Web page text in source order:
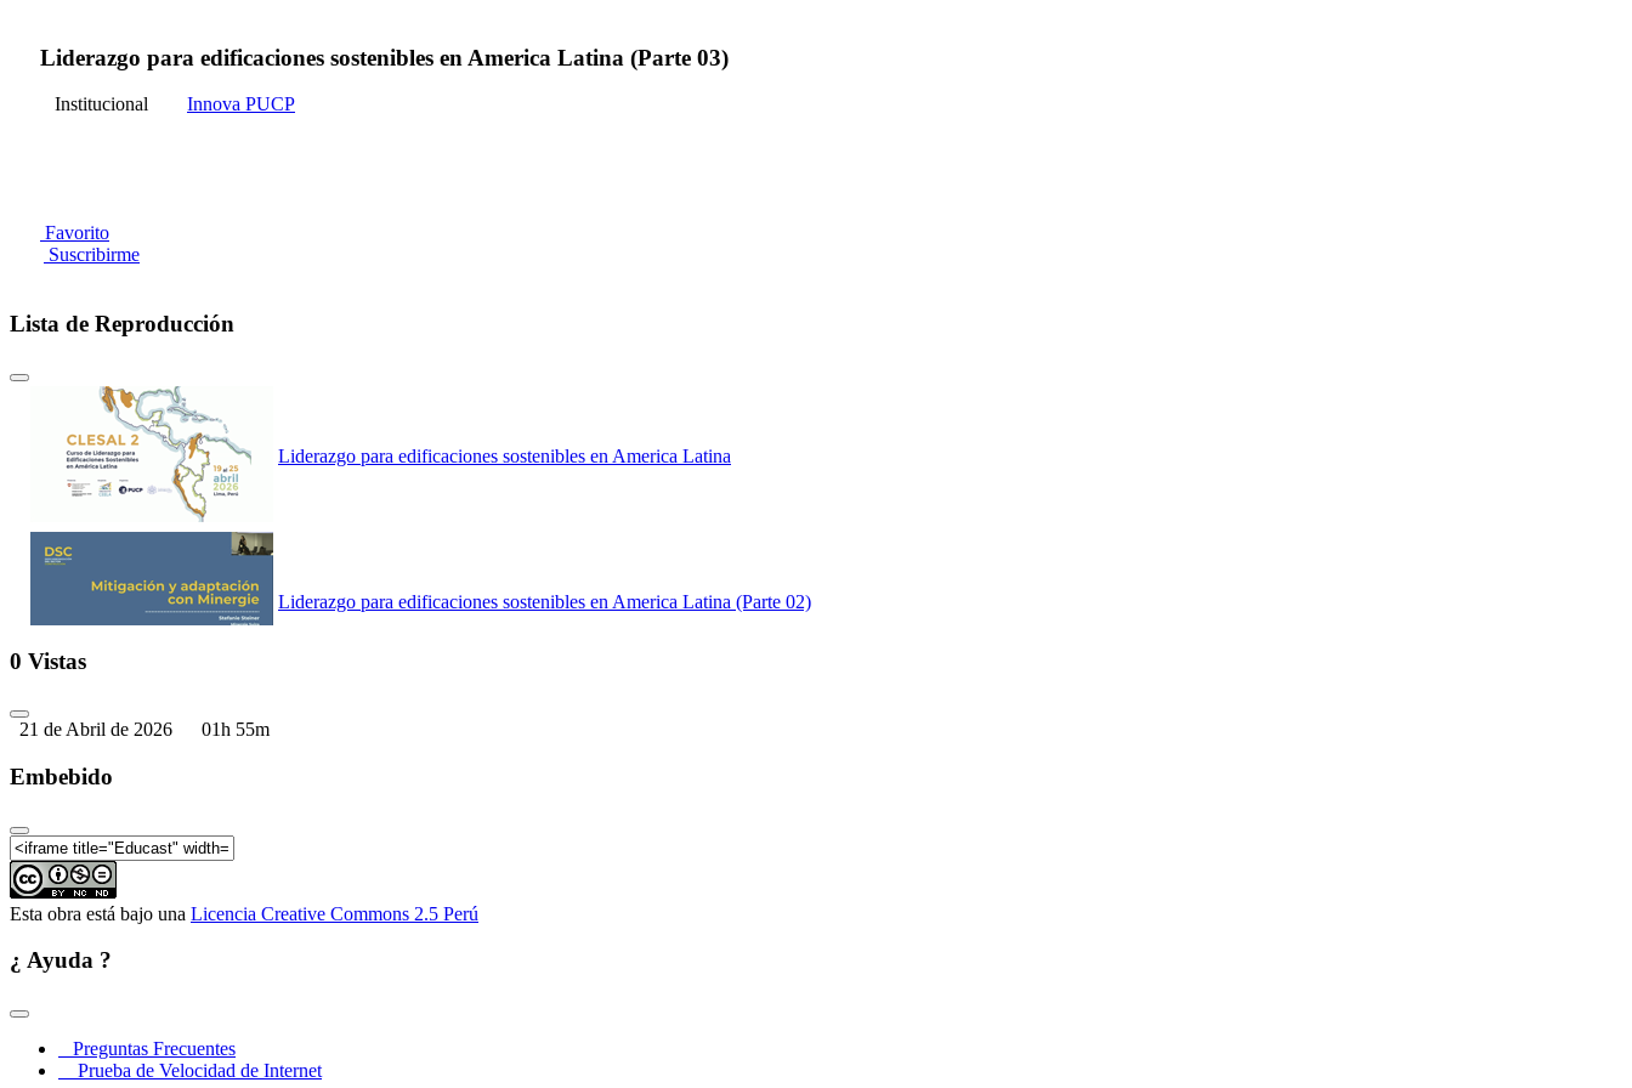
Liderazgo para edificaciones sostenibles en America Latina (Parte 03)
Institucional Innova PUCP
Favorito
Suscribirme
Lista de Reproducción
Liderazgo para edificaciones sostenibles en America Latina
Liderazgo para edificaciones sostenibles en America Latina (Parte 02)
0 Vistas
21 de Abril de 2026 01h 55m
Embebido
Esta obra está bajo una Licencia Creative Commons 2.5 Perú
¿ Ayuda ?
Preguntas Frecuentes
Prueba de Velocidad de Internet